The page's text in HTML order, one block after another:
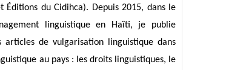
Éditions du Cidihca). Depuis 2015, dans le
linguistique en Haïti, je publie
de vulgarisation linguistique dans
au pays : les droits linguistiques, le